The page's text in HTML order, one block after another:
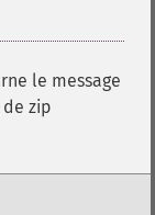
le message
zip